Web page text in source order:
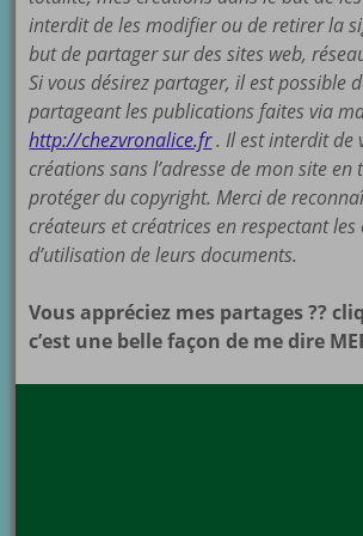
interdit de les modifier ou de retirer la
but de partager sur des sites web,
Si vous désirez partager, il est possible
partageant les publications faites via
http://chezvronalice.fr. Il est interdit de
créations sans l’adresse de mon site en
protéger du copyright. Merci de
créateurs et créatrices en respectant
d’utilisation de leurs documents.
Vous appréciez mes partages ??
c’est une belle façon de me dire